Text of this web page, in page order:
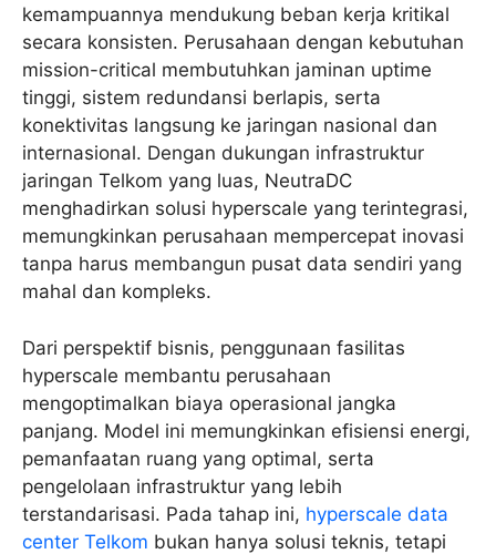
kemampuannya mendukung beban kerja kritikal
secara konsisten. Perusahaan dengan kebutuhan
mission-critical membutuhkan jaminan uptime
tinggi, sistem redundansi berlapis, serta
konektivitas langsung ke jaringan nasional dan
internasional. Dengan dukungan infrastruktur
jaringan Telkom yang luas, NeutraDC
menghadirkan solusi hyperscale yang terintegrasi,
memungkinkan perusahaan mempercepat inovasi
tanpa harus membangun pusat data sendiri yang
mahal dan kompleks.
Dari perspektif bisnis, penggunaan fasilitas
hyperscale membantu perusahaan
mengoptimalkan biaya operasional jangka
panjang. Model ini memungkinkan efisiensi energi,
pemanfaatan ruang yang optimal, serta
pengelolaan infrastruktur yang lebih
terstandarisasi. Pada tahap ini, hyperscale data
center Telkom bukan hanya solusi teknis, tetapi